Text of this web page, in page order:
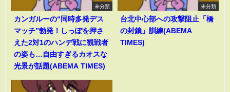
未分類
カンガルーの“同時多発デス
マッチ”勃発！しっぽを押さ
えた2対1のハンデ戦に観戦者
の姿も…自由すぎるカオスな
光景が話題(ABEMA TIMES)
未分類
台北中心部への攻撃阻止「橋
の封鎖」訓練(ABEMA
TIMES)